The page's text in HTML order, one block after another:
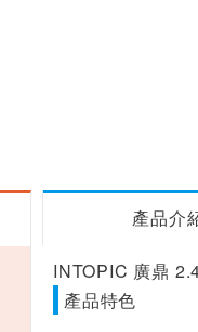
產品介
INTOPIC 廣鼎
產品特色